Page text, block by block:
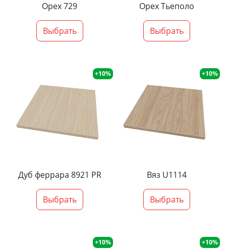
Орех 729
Выбрать
Орех Тьеполо
Выбрать
+10%
Дуб феррара 8921 PR
Выбрать
+10%
Вяз U1114
Выбрать
+10% +10%